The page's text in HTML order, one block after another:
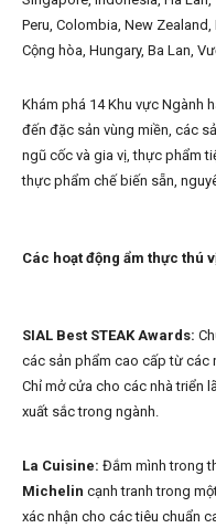
Peru, Colombia, New
Cộng hòa, Hungary, Ba Lan,
Khám phá 14 Khu vực Ngành
đến đặc sản vùng miền, các
ngũ cốc và gia vị, thực phẩm
thực phẩm chế biến sẵn,
Các hoạt động ẩm thực thú
SIAL Best STEAK Awards:
các sản phẩm cao cấp từ các
Chỉ mở cửa cho các nhà triển
xuất sắc trong ngành.
La Cuisine: Đắm mình trong
Michelin cạnh tranh trong
xác nhận cho các tiêu chuẩn